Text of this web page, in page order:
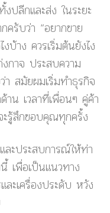
ปลีกและส่ง ในระยะ
ครับว่า “อยากขาย
บ้าง ควรเริ่มต้นยังไง
งกาจ ประสบความ
า สมัยผมเริ่มทำธุรกิจ
าน เวลาที่เพื่อนๆ คู่ค้า
ะรู้สึกขอบคุณทุกครั้ง
ละประสบการณ์ให้ท่า
เพื่อเป็นแนวทาง
ละเครื่องประดับ หวัง